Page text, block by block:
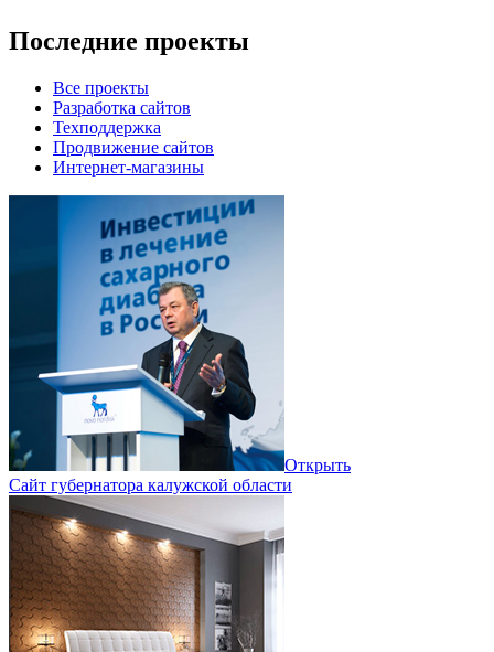
Последние проекты
Все проекты
Разработка сайтов
Техподдержка
Продвижение сайтов
Интернет-магазины
Открыть
Сайт губернатора калужской области